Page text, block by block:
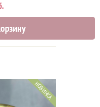
НОВИНКА